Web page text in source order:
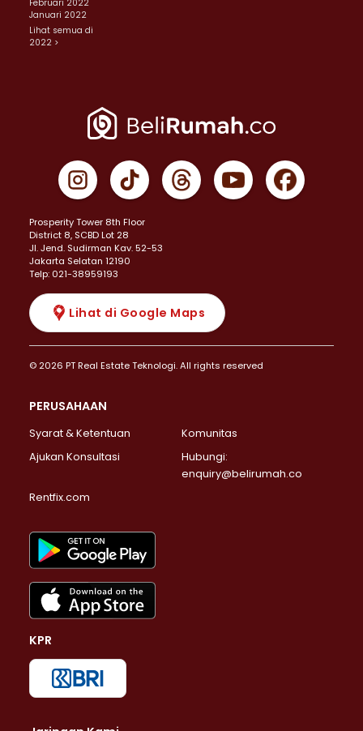
Februari 2022
Januari 2022
Lihat semua di
2022 >
Prosperity Tower 8th Floor
District 8, SCBD Lot 28
JI. Jend. Sudirman Kav. 52-53
Jakarta Selatan 12190
Telp: 021-38959193
Lihat di Google Maps
© 2026 PT Real Estate Teknologi. All rights reserved
PERUSAHAAN
Syarat & Ketentuan
Komunitas
Ajukan Konsultasi
Hubungi:
enquiry@belirumah.co
Rentfix.com
KPR